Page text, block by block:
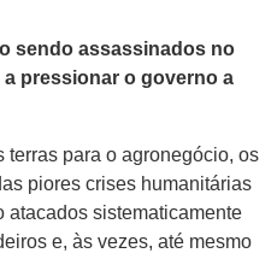
sendo assassinados no
pressionar o governo a
terras para o agronegócio, os
piores crises humanitárias
atacados sistematicamente
e, às vezes, até mesmo